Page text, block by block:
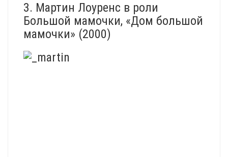
3. Мартин Лоуренс в роли
Большой мамочки, «Дом большой
мамочки» (2000)